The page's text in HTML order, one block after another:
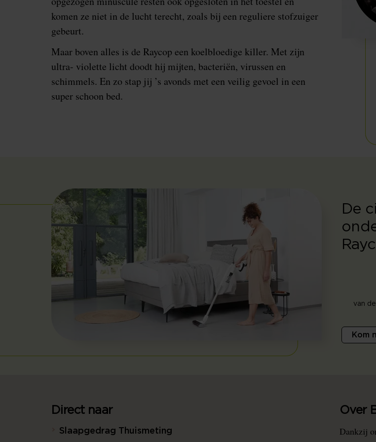
komen ze niet in de lucht terecht, zoals bij een reguliere stofzuiger
gebeurt.
Maar boven alles is de Raycop een koelbloedige killer. Met zijn
ultra- violette licht doodt hij mijten, bacteriën, virussen en
schimmels. En zo stap jij ’s avonds met een veilig gevoel in een
super schoon bed.
De
van
Kom
Direct naar
Slaapgedrag Thuismeting
Over
Dankzij